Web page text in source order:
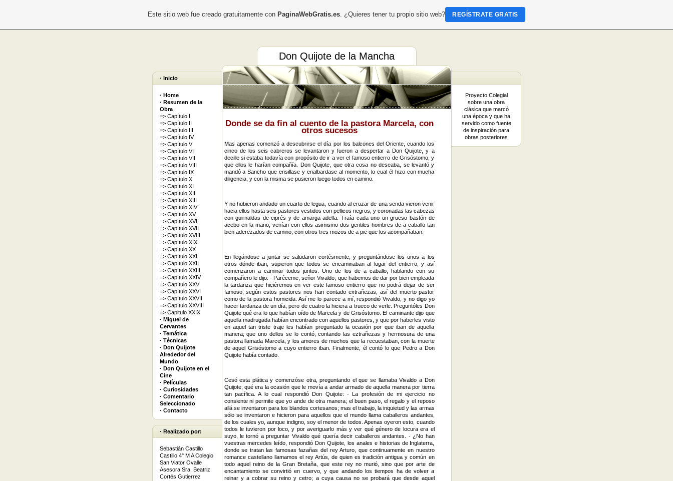
· Inicio
· Home
· Resumen de la
Obra
=> Capítulo I
=> Capítulo II
=> Capítulo III
=> Capítulo IV
=> Capítulo V
=> Capítulo VI
=> Capítulo VII
=> Capítulo VIII
=> Capítulo IX
=> Capítulo X
=> Capítulo XI
=> Capítulo XII
=> Capítulo XIII
=> Capítulo XIV
=> Capítulo XV
=> Capítulo XVI
=> Capítulo XVII
=> Capítulo XVIII
=> Capítulo XIX
=> Capítulo XX
=> Capítulo XXI
=> Capítulo XXII
=> Capítulo XXIII
=> Capítulo XXIV
=> Capítulo XXV
=> Capítulo XXVI
=> Capítulo XXVII
=> Capítulo XXVIII
=> Capitulo XXIX
· Miguel de
Cervantes
· Temática
· Técnicas
· Don Quijote
Alrededor del
Mundo
· Don Quijote en el
Cine
· Películas
· Curiosidades
· Comentario
Seleccionado
· Contacto
· Realizado por:
Sebastián Castillo
Castillo 4° M A Colegio
San Viator Ovalle
Asesora Sra. Beatriz
Cortés Gutierrez
Don Quijote de la Mancha
Donde se da fin al cuento de la pastora Marcela, con
otros sucesos
Mas apenas comenzó a descubrirse el día por los balcones del Oriente, cuando los
cinco de los seis cabreros se levantaron y fueron a despertar a Don Quijote, y a
decille si estaba todavía con propósito de ir a ver el famoso entierro de Grisóstomo, y
que ellos le harían compañía. Don Quijote, que otra cosa no deseaba, se levantó y
mandó a Sancho que ensillase y enalbardase al momento, lo cual él hizo con mucha
diligencia, y con la misma se pusieron luego todos en camino.
Y no hubieron andado un cuarto de legua, cuando al cruzar de una senda vieron venir
hacia ellos hasta seis pastores vestidos con pellicos negros, y coronadas las cabezas
con guirnaldas de ciprés y de amarga adelfa. Traía cada uno un grueso bastón de
acebo en la mano; venían con ellos asimismo dos gentiles hombres de a caballo tan
bien aderezados de camino, con otros tres mozos de a pie que los acompañaban.
En llegándose a juntar se saludaron cortésmente, y preguntándose los unos a los
otros dónde iban, supieron que todos se encaminaban al lugar del entierro, y así
comenzaron a caminar todos juntos. Uno de los de a caballo, hablando con su
compañero le dijo: - Paréceme, señor Vivaldo, que habemos de dar por bien empleada
la tardanza que hiciéremos en ver este famoso entierro que no podrá dejar de ser
famoso, según estos pastores nos han contado extrañezas, así del muerto pastor
como de la pastora homicida. Así me lo parece a mí, respondió Vivaldo, y no digo yo
hacer tardanza de un día, pero de cuatro la hiciera a trueco de verle. Preguntóles Don
Quijote qué era lo que habían oído de Marcela y de Grisóstomo. El caminante dijo que
aquella madrugada habían encontrado con aquellos pastores, y que por haberles visto
en aquel tan triste traje les habían preguntado la ocasión por que iban de aquella
manera; que uno dellos se lo contó, contando las eztrañezas y hermosura de una
pastora llamada Marcela, y los amores de muchos que la recuestaban, con la muerte
de aquel Grisóstomo a cuyo entierro iban. Finalmente, él contó lo que Pedro a Don
Quijote había contado.
Cesó esta plática y comenzóse otra, preguntando el que se llamaba Vivaldo a Don
Quijote, qué era la ocasión que le movía a andar armado de aquella manera por tierra
tan pacífica. A lo cual respondió Don Quijote: - La profesión de mi ejercicio no
consiente ni permite que yo ande de otra manera; el buen paso, el regalo y el reposo
allá se inventaron para los blandos cortesanos; mas el trabajo, la inquietud y las armas
sólo se inventaron e hicieron para aquellos que el mundo llama caballeros andantes,
de los cuales yo, aunque indigno, soy el menor de todos. Apenas oyeron esto, cuando
todos le tuvieron por loco, y por averiguarlo más y ver qué género de locura era el
suyo, le tornó a preguntar Vivaldo qué quería decir caballeros andantes. - ¿No han
vuestras mercedes leído, respondió Don Quijote, los anales e historias de Inglaterra,
donde se tratan las famosas fazañas del rey Arturo, que continuamente en nuestro
romance castellano llamamos el rey Artús, de quien es tradición antigua y común en
todo aquel reino de la Gran Bretaña, que este rey no murió, sino que por arte de
encantamiento se convirtió en cuervo, y que andando los tiempos ha de volver a
reinar y a cobrar su reino y cetro; a cuya causa no se probará que desde aquel
Proyecto Colegial
sobre una obra
clásica que marcó
una época y que ha
servido como fuente
de inspiración para
obras posteriores
Este sitio web fue creado gratuitamente con PaginaWebGratis.es. ¿Quieres tener tu propio sitio web? REGÍSTRATE GRATIS